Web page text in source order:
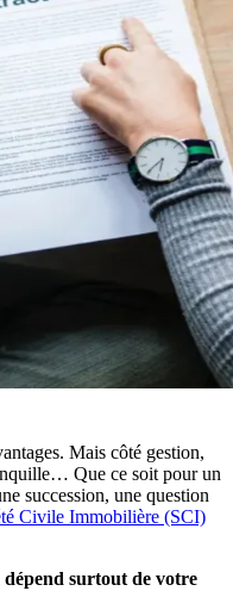
Mais côté gestion,
Que ce soit pour un
succession, une question
Civile Immobilière (SCI)
surtout de votre